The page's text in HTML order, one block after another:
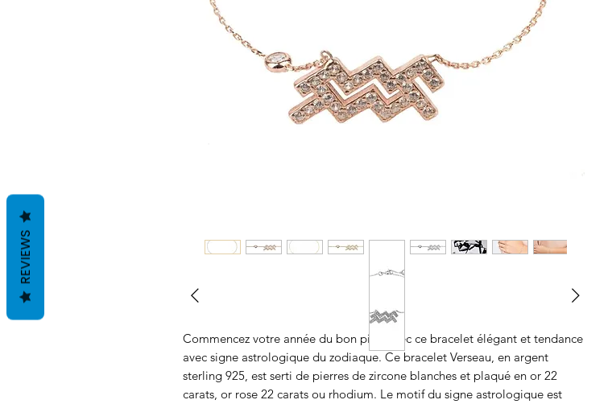
Commencez votre année du bon pied avec ce bracelet élégant et tendance
avec signe astrologique du zodiaque. Ce bracelet Verseau, en argent
sterling 925, est serti de pierres de zircone blanches et plaqué en or 22
carats, or rose 22 carats ou rhodium. Le motif du signe astrologique est
REVIEWS